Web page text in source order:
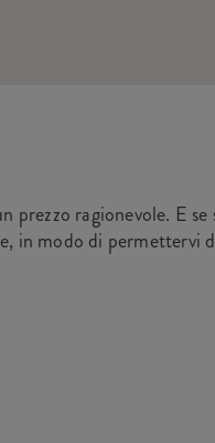
prezzo ragionevole. E se
in modo di permettervi